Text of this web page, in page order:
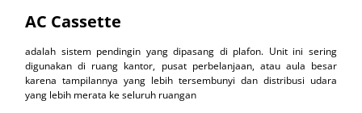
AC Cassette
adalah sistem pendingin yang dipasang di plafon. Unit ini sering
digunakan di ruang kantor, pusat perbelanjaan, atau aula besar
karena tampilannya yang lebih tersembunyi dan distribusi udara
yang lebih merata ke seluruh ruangan